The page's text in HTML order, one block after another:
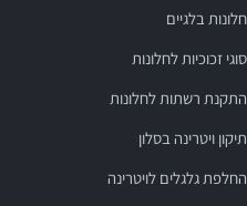
חלונות בלגיים
סוגי זכוכיות לחלונות
התקנת רשתות לחלונות
תיקון ויטרינה בסלון
החלפת גלגלים לויטרינה